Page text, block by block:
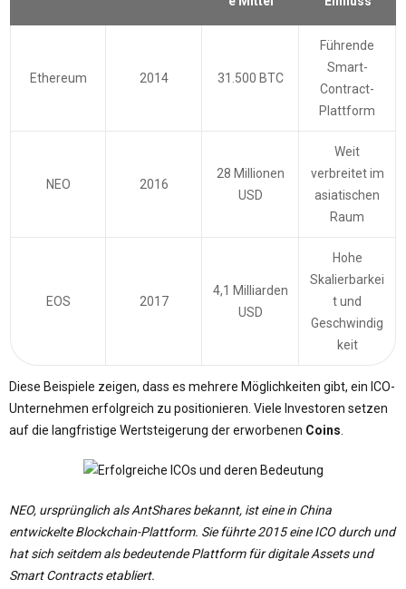
Ethereum 2014 31.500 BTC
Führende
Smart-
Contract-
Plattform
NEO 2016
28 Millionen
USD
Weit
verbreitet im
asiatischen
Raum
EOS 2017
4,1 Milliarden
USD
Hohe
Skalierbarkei
t und
Geschwindig
keit
Diese Beispiele zeigen, dass es mehrere Möglichkeiten gibt, ein ICO-
Unternehmen erfolgreich zu positionieren. Viele Investoren setzen
auf die langfristige Wertsteigerung der erworbenen Coins.
NEO, ursprünglich als AntShares bekannt, ist eine in China
entwickelte Blockchain-Plattform. Sie führte 2015 eine ICO durch und
hat sich seitdem als bedeutende Plattform für digitale Assets und
Smart Contracts etabliert.